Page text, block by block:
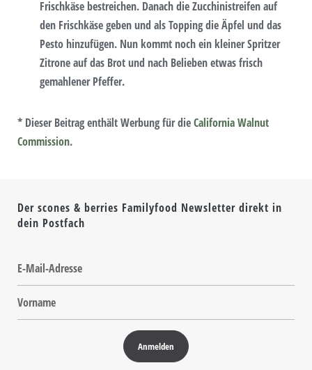
Frischkäse bestreichen. Danach die Zucchinistreifen auf
den Frischkäse geben und als Topping die Äpfel und das
Pesto hinzufügen. Nun kommt noch ein kleiner Spritzer
Zitrone auf das Brot und nach Belieben etwas frisch
gemahlener Pfeffer.
* Dieser Beitrag enthält Werbung für dieCalifornia Walnut
Commission.
Der scones & berries Familyfood Newsletter direkt in
dein Postfach